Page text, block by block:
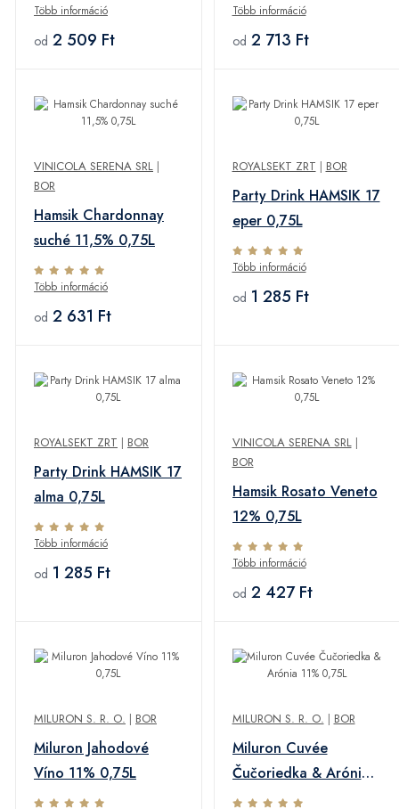
Több információ
od 2 509 Ft
Több információ
od 2 713 Ft
VINICOLA SERENA SRL |
BOR
Hamsik Chardonnay
suché 11,5% 0,75L
Több információ
od 2 631 Ft
ROYALSEKT ZRT | BOR
Party Drink HAMSIK 17
eper 0,75L
Több információ
od 1 285 Ft
ROYALSEKT ZRT | BOR
Party Drink HAMSIK 17
alma 0,75L
Több információ
od 1 285 Ft
VINICOLA SERENA SRL|
BOR
Hamsik Rosato Veneto
12% 0,75L
Több információ
od 2 427 Ft
MILURON S. R. O. | BOR
Miluron Jahodové
Víno 11% 0,75L
MILURON S. R. O. | BOR
Miluron Cuvée
Čučoriedka & Arónia
11% 0,75L